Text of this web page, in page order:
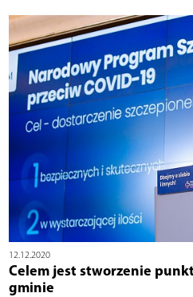
12.12.2020
Celem jest stworzenie
gminie